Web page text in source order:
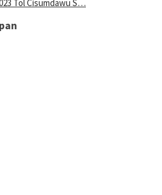
Tol Cisumdawu S…